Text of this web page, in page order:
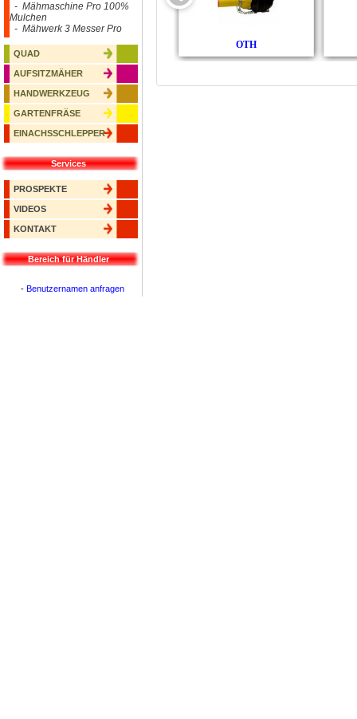
- Mähmaschine Pro 100%
Mulchen
- Mähwerk 3 Messer Pro
QUAD
AUFSITZMÄHER
HANDWERKZEUG
GARTENFRÄSE
EINACHSSCHLEPPER
Services
PROSPEKTE
VIDEOS
KONTAKT
Bereich für Händler
- Benutzernamen anfragen
OTH